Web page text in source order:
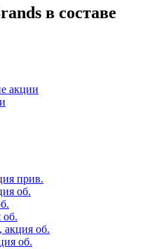
в составе
акции
прив.
об.
об.
акция об.
об.